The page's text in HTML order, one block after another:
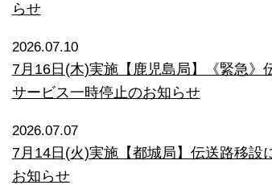
らせ
2026.07.10
7月16日(木)実施【鹿児島局】《緊急》
サービス一時停止のお知らせ
2026.07.07
7月14日(火)実施【都城局】伝送路移設
お知らせ